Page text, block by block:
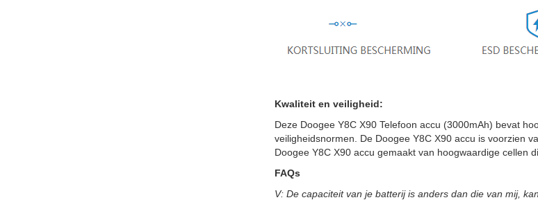
Kwaliteit en veiligheid:
Deze Doogee Y8C X90 Telefoon accu (3000mAh) bevat
veiligheidsnormen. De Doogee Y8C X90 accu is voorzien
Doogee Y8C X90 accu gemaakt van hoogwaardige cellen
FAQs
V: De capaciteit van je batterij is anders dan die van mij,